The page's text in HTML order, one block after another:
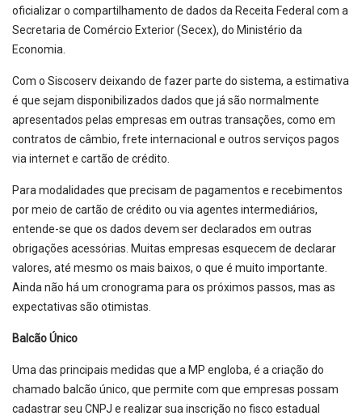
oficializar o compartilhamento de dados da Receita Federal com a
Secretaria de Comércio Exterior (Secex), do Ministério da
Economia.
Com o Siscoserv deixando de fazer parte do sistema, a estimativa
é que sejam disponibilizados dados que já são normalmente
apresentados pelas empresas em outras transações, como em
contratos de câmbio, frete internacional e outros serviços pagos
via internet e cartão de crédito.
Para modalidades que precisam de pagamentos e recebimentos
por meio de cartão de crédito ou via agentes intermediários,
entende-se que os dados devem ser declarados em outras
obrigações acessórias. Muitas empresas esquecem de declarar
valores, até mesmo os mais baixos, o que é muito importante.
Ainda não há um cronograma para os próximos passos, mas as
expectativas são otimistas.
Balcão Único
Uma das principais medidas que a MP engloba, é a criação do
chamado balcão único, que permite com que empresas possam
cadastrar seu CNPJ e realizar sua inscrição no fisco estadual